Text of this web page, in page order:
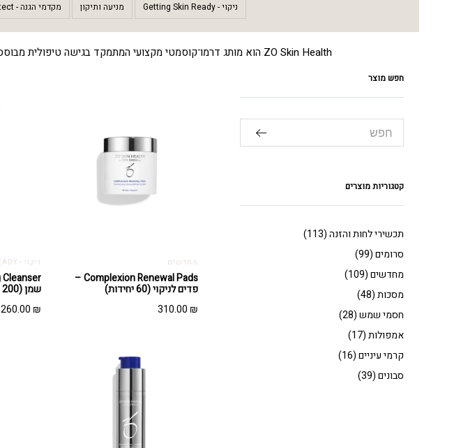
ניקוי - Getting Skin Ready מניעה ותיקון מקדמי הגנה - Protect
ZO Skin Health הוא מותג דרמו־קוסמטי מקצועי המתמקד בגישה טיפולית מבוססת מדע העור, חומרים פעילים ופרוטוקולים מובנים. המותג פותח על ידי רופא העור
חפש מוצר
קטגוריות מוצרים
תכשירי לחות והזנה(113)
סרומים(99)
מחדשים(109)
מסכות(48)
חסמי שמש(28)
אמפולות(17)
קרמי עיניים(16)
סבונים(39)
מחדשים
Complexion Renewal Pads –
פדים לניקוי (60 יחידות)
310.00 ₪
ניקוי - GETTING SKIN READY
שמן (200 מ"ל)
260.00 ₪